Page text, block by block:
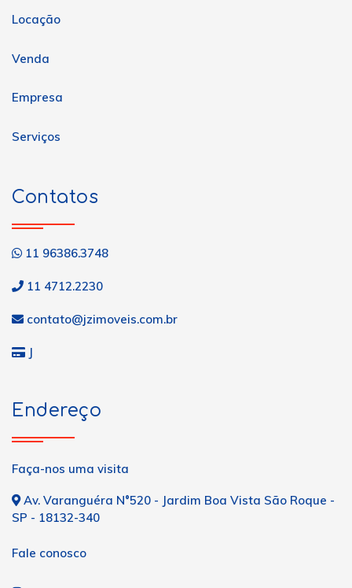
Locação
Venda
Empresa
Serviços
Contatos
11 96386.3748
11 4712.2230
contato@jzimoveis.com.br
J
Endereço
Faça-nos uma visita
Av. Varanguéra N°520 - Jardim Boa Vista São Roque -
SP - 18132-340
Fale conosco